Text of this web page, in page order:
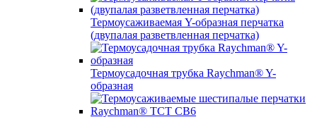
Термоусаживаемая Y-образная перчатка
(двупалая разветвленная перчатка)
Термоусадочная трубка Raychman® Y-
образная